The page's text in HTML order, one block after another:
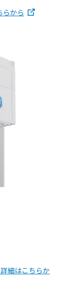
らから
細はこちらか